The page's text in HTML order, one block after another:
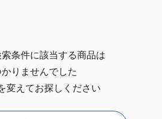
条件に該当する商品は
かりませんでした
変えてお探しください